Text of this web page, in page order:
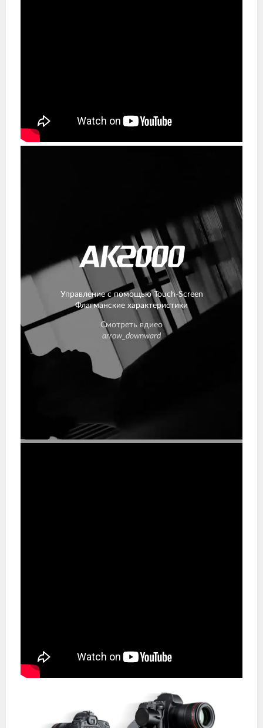
Управление с помощью Touch-Screen
Флагманские характеристики
Смотреть вдиео
arrow_downward